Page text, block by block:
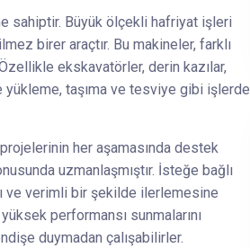
sahiptir. Büyük ölçekli hafriyat işleri
birer araçtır. Bu makineler, farklı
ekskavatörler, derin kazılar,
taşıma ve tesviye gibi işlerde
her aşamasında destek
uzmanlaşmıştır. İsteğe bağlı
ve verimli bir şekilde ilerlemesine
performansı sunmalarını
duymadan çalışabilirler.